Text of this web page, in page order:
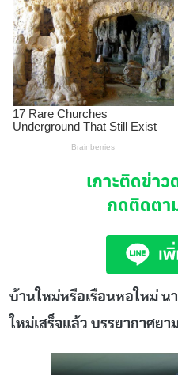
เกาะติดข่า
กดติดตา
บ้านใหม่หรือเรือนหอใหม่
ใหม่เสร็จแล้ว บรรยากาศยา